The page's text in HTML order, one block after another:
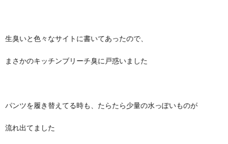
生臭いと色々なサイトに書いてあったので、
まさかのキッチンブリーチ臭に戸惑いました
パンツを履き替えてる時も、たらたら少量の水っぽいものが
流れ出てました